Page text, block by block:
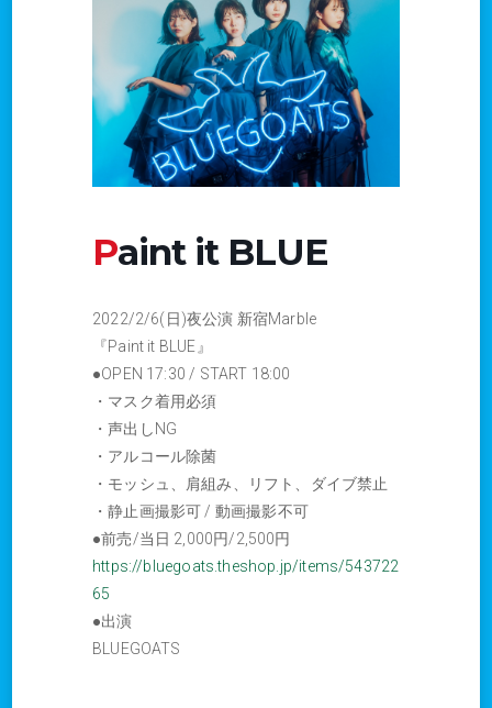
Paint it BLUE
2022/2/6(日)夜公演 新宿Marble
『Paint it BLUE』
●OPEN 17:30 / START 18:00
・マスク着用必須
・声出しNG
・アルコール除菌
・モッシュ、肩組み、リフト、ダイブ禁止
・静止画撮影可 / 動画撮影不可
●前売/当日 2,000円/2,500円
https://bluegoats.theshop.jp/items/543722
65
●出演
BLUEGOATS